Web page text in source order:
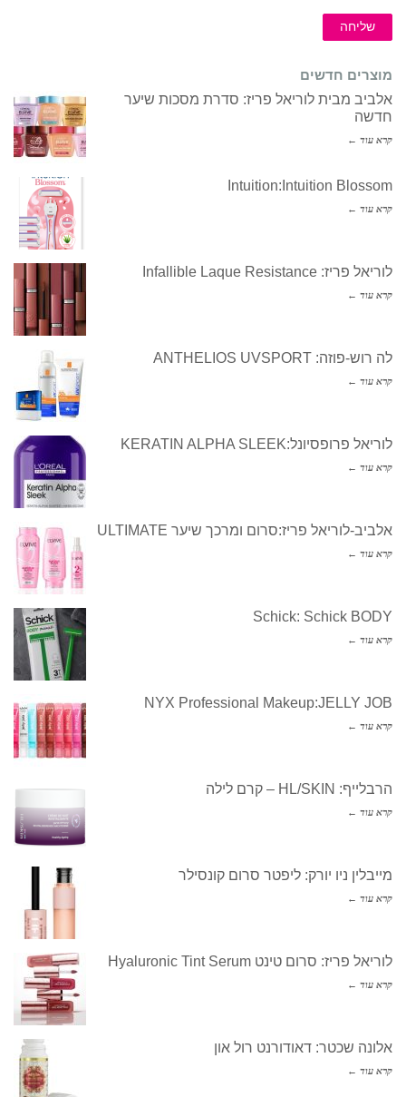
שליחה
מוצרים חדשים
אלביב מבית לוריאל פריז: סדרת מסכות שיער
חדשה
קרא עוד ←
Intuition:Intuition Blossom
קרא עוד ←
לוריאל פריז: Infallible Laque Resistance
קרא עוד ←
לה רוש-פוזה: ANTHELIOS UVSPORT
קרא עוד ←
לוריאל פרופסיונל:KERATIN ALPHA SLEEK
קרא עוד ←
אלביב-לוריאל פריז:סרום ומרכך שיער ULTIMATE
קרא עוד ←
Schick: Schick BODY
קרא עוד ←
NYX Professional Makeup:JELLY JOB
קרא עוד ←
הרבלייף: HL/SKIN – קרם לילה
קרא עוד ←
מייבלין ניו יורק: ליפטר סרום קונסילר
קרא עוד ←
לוריאל פריז: סרום טינט Hyaluronic Tint Serum
קרא עוד ←
אלונה שכטר: דאודורנט רול און
קרא עוד ←